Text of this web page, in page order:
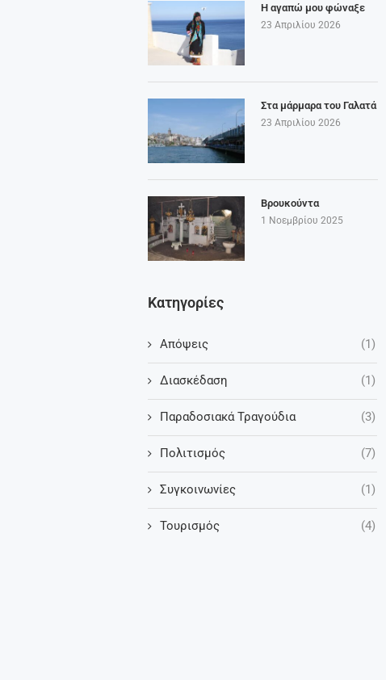
Η αγαπώ μου φώναξε
23 Απριλίου 2026
Στα μάρμαρα του Γαλατά
23 Απριλίου 2026
Βρουκούντα
1 Νοεμβρίου 2025
Κατηγορίες
Απόψεις (1)
Διασκέδαση (1)
Παραδοσιακά Τραγούδια (3)
Πολιτισμός (7)
Συγκοινωνίες (1)
Τουρισμός (4)